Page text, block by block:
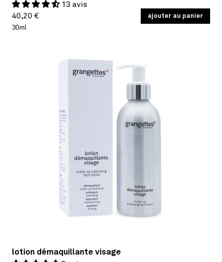
13 avis
Prix
habituel
40,20 €
PRIX
UNITAIRE
/
30ml
ajouter au panier
lotion démaquillante visage